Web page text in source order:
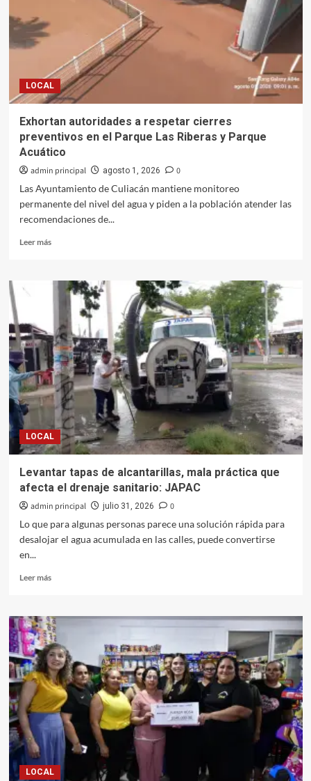
por
todo
Sinaloa:
Yeraldine
Bonilla
LOCAL
Exhortan autoridades a respetar cierres
preventivos en el Parque Las Riberas y Parque
Acuático
admin principal agosto 1, 2026
0
Las Ayuntamiento de Culiacán mantiene monitoreo
permanente del nivel del agua y piden a la población atender las
recomendaciones de...
Leer másLeer
Exhortan
autoridades
respetar
cierres
preventivos
en
el
Parque
Las
Riberas
y
Parque
Acuático
LOCAL
Levantar tapas de alcantarillas, mala práctica que
afecta el drenaje sanitario: JAPAC
admin principal julio 31, 2026
0
Lo que para algunas personas parece una solución rápida para
desalojar el agua acumulada en las calles, puede convertirse
en...
Leer másLeer
Levantar
tapas
de
alcantarillas,
mala
práctica
que
afecta
drenaje
sanitario:
JAPAC
LOCAL